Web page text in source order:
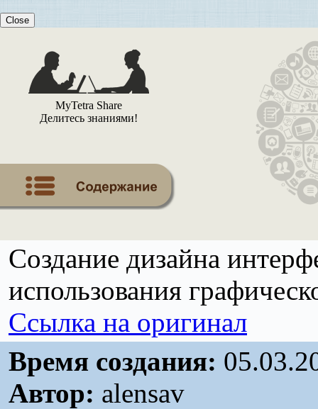
Close
MyTetra Share
Делитесь знаниями!
Создание дизайна
использования
Ссылка на оригинал
Время создания:
Автор: alensav